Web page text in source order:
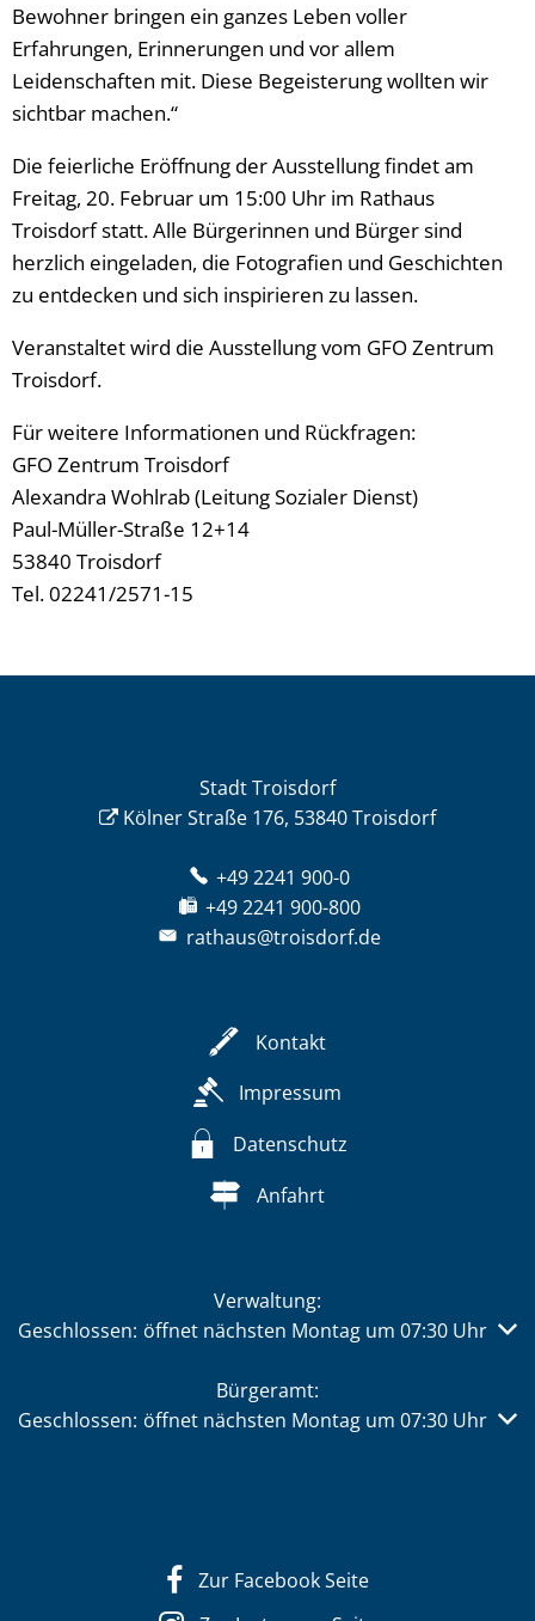
Bewohner bringen ein ganzes Leben voller
Erfahrungen, Erinnerungen und vor allem
Leidenschaften mit. Diese Begeisterung wollten wir
sichtbar machen.“
Die feierliche Eröffnung der Ausstellung findet am
Freitag, 20. Februar um 15:00 Uhr im Rathaus
Troisdorf statt. Alle Bürgerinnen und Bürger sind
herzlich eingeladen, die Fotografien und Geschichten
zu entdecken und sich inspirieren zu lassen.
Veranstaltet wird die Ausstellung vom GFO Zentrum
Troisdorf.
Für weitere Informationen und Rückfragen:
GFO Zentrum Troisdorf
Alexandra Wohlrab (Leitung Sozialer Dienst)
Paul-Müller-Straße 12+14
53840 Troisdorf
Tel. 02241/2571-15
Stadt Troisdorf
Kölner Straße 176, 53840 Troisdorf
+49 2241 900-0
+49 2241 900-800
rathaus@troisdorf.de
Kontakt
Impressum
Datenschutz
Anfahrt
Verwaltung:
Klicken, um weitere Öffnungs- oder Schließzeiten
Geschlossen: öffnet nächsten Montag um 07:30 Uhr
Bürgeramt:
Klicken, um weitere Öffnungs- oder Schließzeiten
Geschlossen: öffnet nächsten Montag um 07:30 Uhr
Zur Facebook Seite